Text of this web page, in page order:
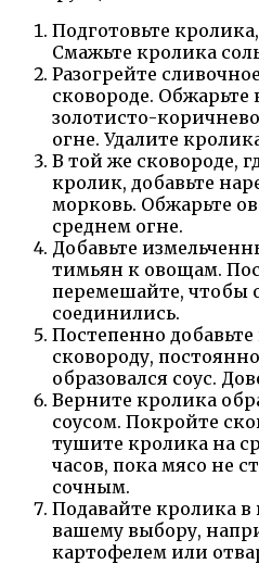
Подготовьте
Смажьте кролика
Разогрейте
сковороде. Обжарьте
золотисто-
огне. Удалите
В той же сковороде,
кролик, добавьте
морковь. Обжарьте
среднем огне.
Добавьте
тимьян к овощам.
перемешайте, чтобы
соединились.
Постепенно
сковороду,
образовался соус.
Верните кролика
соусом. Покройте
тушите кролика на
часов, пока мясо не
сочным.
Подавайте кролика
вашему выбору,
картофелем или